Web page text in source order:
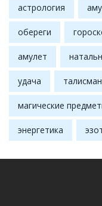
астрология
обереги
амулет
удача талисман
магические
энергетика